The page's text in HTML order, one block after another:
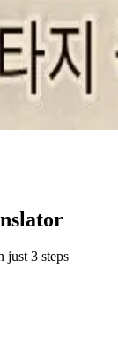
just 3 steps